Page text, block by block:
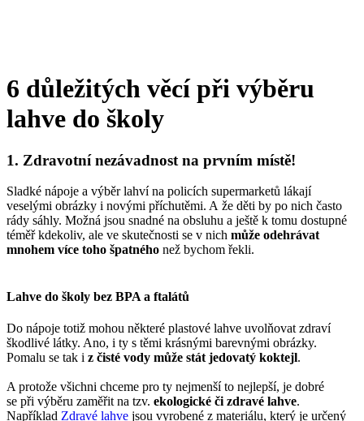
6 důležitých věcí při výběru
lahve do školy
1. Zdravotní nezávadnost na prvním místě!
Sladké nápoje a výběr lahví na policích supermarketů lákají
veselými obrázky i novými příchutěmi. A že děti by po nich často
rády sáhly. Možná jsou snadné na obsluhu a ještě k tomu dostupné
téměř kdekoliv, ale ve skutečnosti se v nich může odehrávat
mnohem více toho špatného než bychom řekli.
Lahve do školy bez BPA a ftalátů
Do nápoje totiž mohou některé plastové lahve uvolňovat zdraví
škodlivé látky. Ano, i ty s těmi krásnými barevnými obrázky.
Pomalu se tak i z čisté vody může stát jedovatý koktejl.
A protože všichni chceme pro ty nejmenší to nejlepší, je dobré
se při výběru zaměřit na tzv. ekologické či zdravé lahve.
Například Zdravé lahve jsou vyrobené z materiálu, který je určený